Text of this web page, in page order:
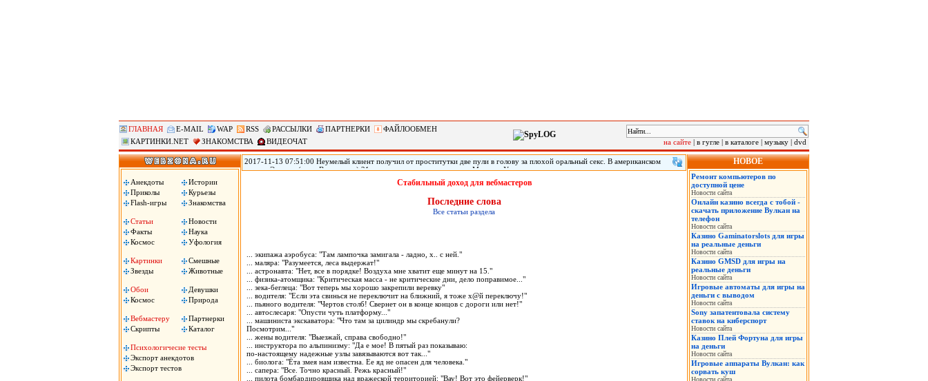
ГЛАВНАЯ E-MAIL WAP RSS РАССЫЛКИ ПАРТНЕРКИ
ФАЙЛООБМЕН
КАРТИНКИ.NET
ЗНАКОМСТВА ВИДЕОЧАТ на сайте | в гугле | в каталоге | музыку | dvd
Анекдоты
Истории
Приколы
Курьезы
Flash-игры
Знакомства
Статьи
Новости
Факты
Наука
Космос
Уфология
Картинки
Смешные
Звезды
Животные
Обои
Девушки
Космос
Природа
Вебмастеру
Партнерки
Скрипты
Каталог
Психологичесие тесты
Экспорт анекдотов
Экспорт тестов
2017-11-13 07:51:00 Неумелый клиент получил от проститутки две пули в голову за плохой оральный секс. В американском
городе Эверетт (штат Вашингтон) 21-летняя проститутка по имени Марисса Уоллен дважды выстрелила своему клиенту в
голову из-за того, что ей не понравился оральный секс с ним. Мужчину обнаружили живым спустя три дня после инцидента.
Пули застряли у него в голове, он не может говорить.Стабильный доход для вебмастеров
Последние слова
Все статьи раздела
... экипажа аэробуса: "Там лампочка замигала - ладно, х.. с ней."
... маляра: "Разумеется, леса выдержат!"
... астронавта: "Нет, все в порядке! Воздуха мне хватит еще минут на 15."
... физика-атомщика: "Критическая масса - не критические дни, дело поправимое..."
... зека-беглеца: "Вот теперь мы хорошо закрепили веревку"
... водителя: "Если эта свинься не переключит на ближний, я тоже х@й переключу!"
... пьяного водителя: "Чертов столб! Свернет он в конце концов с дороги или нет!"
... автослесаря: "Опусти чуть платформу..."
... машиниста экскаватора: "Что там за цилиндр мы скребанули?
Посмотрим..."
... жены водителя: "Выезжай, справа свободно!"
... инструктора по альпинизму: "Да е мое! В пятый раз показываю:
по-настоящему надежные узлы завязываются вот так..."
... биолога: "Ёта змея нам известна. Ее яд не опасен для человека."
... сапера: "Все. Точно красный. Режь красный!"
... пилота бомбардировщика над вражеской территорией: "Вау! Вот это фейерверк!"
НОВОЕ
Ремонт компьютеров по
доступной цене
Новости сайта
Онлайн казино всегда с тобой -
скачать приложение Вулкан на
телефон
Новости сайта
Казино Gaminatorslots для игры
на реальные деньги
Новости сайта
Казино GMSD для игры на
реальные деньги
Новости сайта
Игровые автоматы для игры на
деньги с выводом
Новости сайта
Sony запатентовала систему
ставок на киберспорт
Новости сайта
Казино Плей Фортуна для игры
на деньги
Новости сайта
Игровые аппараты Вулкан: как
сорвать куш
Новости сайта